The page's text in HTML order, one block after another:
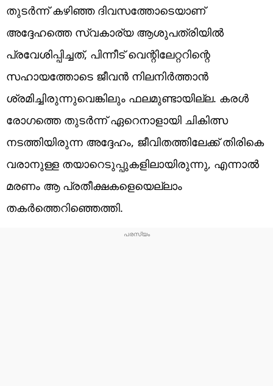
തുടര്‍ന്ന് കഴിഞ്ഞ ദിവസത്തോടെയാണ്
അദ്ദേഹത്തെ സ്വകാര്യ ആശുപത്രിയില്‍
പ്രവേശിപ്പിച്ചത്, പിന്നീട് വെന്റിലേറ്ററിന്റെ
സഹായത്തോടെ ജീവന്‍ നിലനിര്‍ത്താന്‍
ശ്രമിച്ചിരുന്നുവെങ്കിലും ഫലമുണ്ടായില്ല. കരള്‍
രോഗത്തെ തുടര്‍ന്ന് ഏറെനാളായി ചികിത്സ
നടത്തിയിരുന്ന അദ്ദേഹം, ജീവിതത്തിലേക്ക് തിരികെ
വരാനുള്ള തയാറെടുപ്പുകളിലായിരുന്നു, എന്നാല്‍
മരണം ആ പ്രതീക്ഷകളെയെല്ലാം
തകര്‍ത്തെറിഞ്ഞെത്തി.